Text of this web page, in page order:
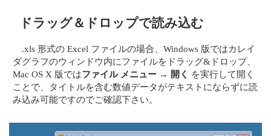
ドラッグ＆ドロップで読み込む
.xls 形式の Excel ファイルの場合、Windows 版ではカレイ
ダグラフのウィンドウ内にファイルをドラッグ&ドロップ、
Mac OS X 版ではファイル メニュー → 開く を実行して開く
ことで、タイトルを含む数値データがテキストにならずに読
み込み可能ですのでご確認下さい。